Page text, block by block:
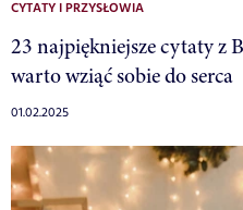
CYTATY I PRZYSŁOWIA
23 najpiękniejsze cytaty z
warto wziąć sobie do serca
01.02.2025